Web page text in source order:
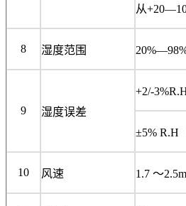
从
8 湿度范围
9 湿度误差
+2/-
±5% R.H
10 风速 1.7 ～